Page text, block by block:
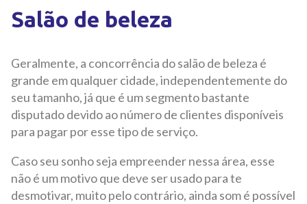
Salão de beleza
Geralmente, a concorrência do salão de beleza é
grande em qualquer cidade, independentemente do
seu tamanho, já que é um segmento bastante
disputado devido ao número de clientes disponíveis
para pagar por esse tipo de serviço.
Caso seu sonho seja empreender nessa área, esse
não é um motivo que deve ser usado para te
desmotivar, muito pelo contrário, ainda som é possível